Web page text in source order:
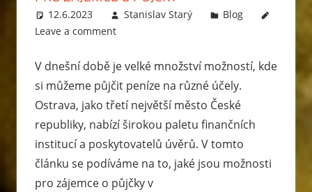
12.6.2023 Stanislav Starý
Blog
Leave a comment
V dnešní době je velké množství možností, kde
si můžeme půjčit peníze na různé účely.
Ostrava, jako třetí největší město České
republiky, nabízí širokou paletu finančních
institucí a poskytovatelů úvěrů. V tomto
článku se podíváme na to, jaké jsou možnosti
pro zájemce o půjčky v